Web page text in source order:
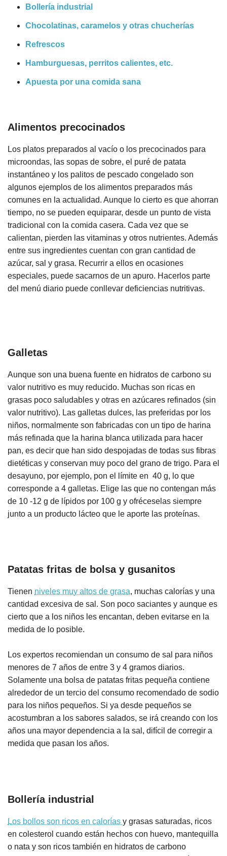
Bollería industrial
Chocolatinas, caramelos y otras chucherías
Refrescos
Hamburguesas, perritos calientes, etc.
Apuesta por una comida sana
Alimentos precocinados
Los platos preparados al vacío o los precocinados para
microondas, las sopas de sobre, el puré de patata
instantáneo y los palitos de pescado congelado son
algunos ejemplos de los alimentos preparados más
comunes en la actualidad. Aunque lo cierto es que ahorran
tiempo, no se pueden equiparar, desde un punto de vista
tradicional con la comida casera. Cada vez que se
calientan, pierden las vitaminas y otros nutrientes. Además
entre sus ingredientes cuentan con gran cantidad de
azúcar, sal y grasa. Recurrir a ellos en ocasiones
especiales, puede sacarnos de un apuro. Hacerlos parte
del menú diario puede conllevar deficiencias nutritivas.
Galletas
Aunque son una buena fuente en hidratos de carbono su
valor nutritivo es muy reducido. Muchas son ricas en
grasas poco saludables y otras en azúcares refinados (sin
valor nutritivo). Las galletas dulces, las preferidas por los
niños, normalmente son fabricadas con un tipo de harina
más refinada que la harina blanca utilizada para hacer
pan, es decir que han sido despojadas de todas sus fibras
dietéticas y conservan muy poco del grano de trigo. Para el
desayuno, por ejemplo, pon el límite en 40 g, lo que
corresponde a 4 galletas. Elige las que no contengan más
de 10 -12 g de lípidos por 100 g y ofréceselas siempre
junto a un producto lácteo que le aporte las proteínas.
Patatas fritas de bolsa y gusanitos
Tienen niveles muy altos de grasa, muchas calorías y una
cantidad excesiva de sal. Son poco saciantes y aunque es
cierto que a los niños les encantan, deben evitarse en la
medida de lo posible.
Los expertos recomiendan un consumo de sal para niños
menores de 7 años de entre 3 y 4 gramos diarios.
Solamente una bolsa de patatas fritas pequeña contiene
alrededor de un tercio del consumo recomendado de sodio
para los niños pequeños. Si ya desde pequeños se
acostumbran a los sabores salados, se irá creando con los
años una mayor dependencia a la sal, difícil de corregir a
medida que pasan los años.
Bollería industrial
Los bollos son ricos en calorías y grasas saturadas, ricos
en colesterol cuando están hechos con huevo, mantequilla
o nata y son ricos también en hidratos de carbono